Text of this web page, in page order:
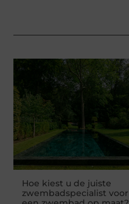
Hoe kiest u de juiste
zwembadspecialist voor